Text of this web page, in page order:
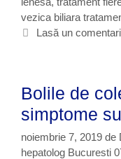
r
i
h
e
vezica biliara
Lasă un
Bolile de
simptome
noiembrie 7, 2019 de
hepatolog Bucuresti